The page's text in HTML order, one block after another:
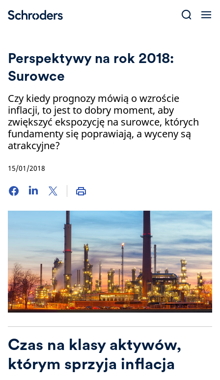
Perspektywy na rok 2018:
Surowce
Czy kiedy prognozy mówią o wzroście
inflacji, to jest to dobry moment, aby
zwiększyć ekspozycję na surowce, których
fundamenty się poprawiają, a wyceny są
atrakcyjne?
15/01/2018
Czas na klasy aktywów,
którym sprzyja inflacja